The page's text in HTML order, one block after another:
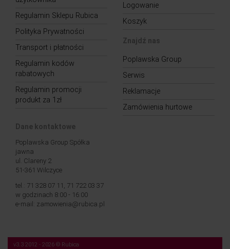
Regulamin Sklepu Rubica
Polityka Prywatności
Transport i płatności
Regulamin kodów
rabatowych
Regulamin promocji
produkt za 1zł
Logowanie
Koszyk
Znajdź nas
Poplawska Group
Serwis
Reklamacje
Zamówienia hurtowe
Dane kontaktowe
Poplawska Group Spółka
jawna
ul. Clareny 2
51-361 Wilczyce
tel.: 71 328 07 11, 71 722 03 37
w godzinach 8:00 - 16:00
e-mail: zamowienia@rubica.pl
v3.3 2012 - 2026 © Rubica